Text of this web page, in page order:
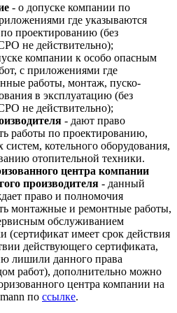
- о допуске компании по
где указываются
проектированию (без
не действительно);
компании к особо опасным
с приложениями где
работы, монтаж, пуско-
в эксплуатацию (без
не действительно);
- дают право
работы по проектированию,
котельного оборудования,
отопительной техники.
центра компании
производителя - данный
право и полномочия
монтажные и ремонтные работы,
обслуживанием
(сертификат имеет срок действия
действующего сертификата,
лишили данного права
работ), дополнительно можно
центра компании на
по ссылке.